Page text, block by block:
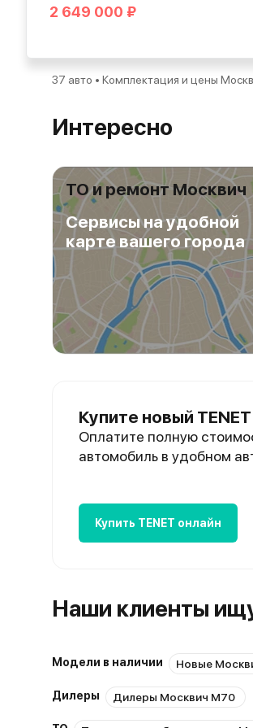
2 649 000 ₽
37 авто • Комплектация и цены
Интересно
ТО и ремонт Москвич
Сервисы на удобной
карте вашего города
Купите новый
Оплатите полную
автомобиль в удобном
Купить TENET онлайн
Наши клиенты
Модели в наличии Новые
Дилеры Дилеры Москвич М70